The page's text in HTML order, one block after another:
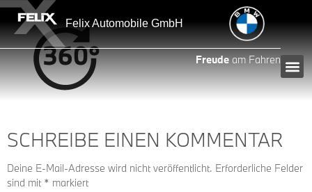
springen
Felix Automobile GmbH
Freudeam Fahren
SCHREIBE EINEN KOMMENTAR
Deine E-Mail-Adresse wird nicht veröffentlicht. Erforderliche Felder
sind mit * markiert